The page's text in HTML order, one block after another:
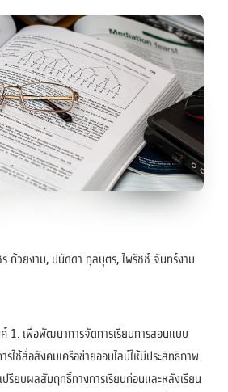
ถ้วยงาม, ปนัดดา กุลบุตร, ไพรัชช์ จันทร์งาม
1. เพื่อพัฒนาการจัดการเรียนการสอนแบบ
ใช้สื่อสังคมเครือข่ายออนไลน์ให้มีประสิทธิภาพ
ยบผลสัมฤทธิ์ทางการเรียนก่อนและหลังเรียน